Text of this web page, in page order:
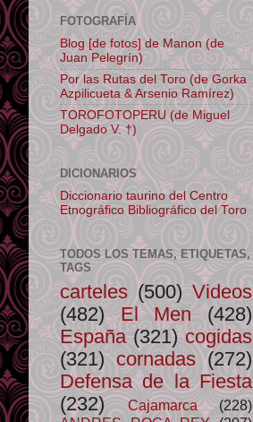
FOTOGRAFÍA
Blog [de fotos] de Manon (de
Juan Pelegrín)
Por las Rutas del Toro (de Gorka
Azpilicueta & Arsenio Ramírez)
TOROFOTOPERU (de Miguel
Delgado V. †)
DICIONARIOS
Diccionario taurino del Centro
Etnográfico Bibliográfico del Toro
TODOS LOS TEMAS, ETIQUETAS,
TAGS
carteles (500) Videos
(482)
El Men
(428)
España (321) cogidas
(321) cornadas (272)
Defensa de la Fiesta
(232)
Cajamarca
(228)